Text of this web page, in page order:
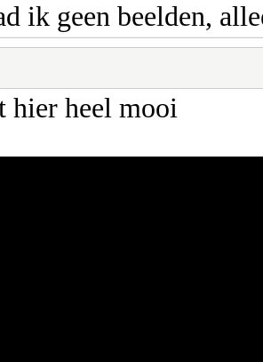
ik geen beelden,
hier heel mooi